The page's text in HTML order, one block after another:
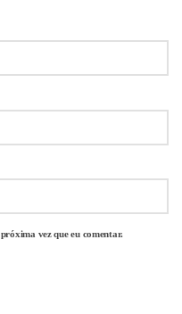
vez que eu comentar.